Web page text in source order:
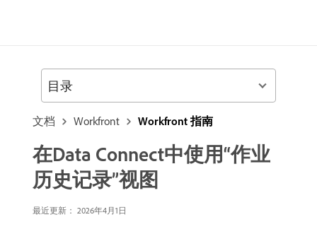
文档 Workfront Workfront 指南
在Data Connect中使用“作业
历史记录”视图
最近更新： 2026年4月1日
目录